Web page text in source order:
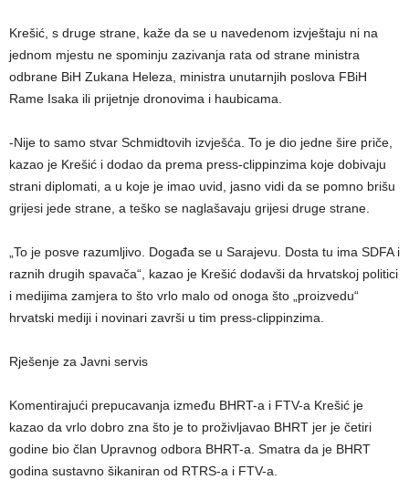
Krešić, s druge strane, kaže da se u navedenom izvještaju ni na
jednom mjestu ne spominju zazivanja rata od strane ministra
odbrane BiH Zukana Heleza, ministra unutarnjih poslova FBiH
Rame Isaka ili prijetnje dronovima i haubicama.
-Nije to samo stvar Schmidtovih izvješća. To je dio jedne šire priče,
kazao je Krešić i dodao da prema press-clippinzima koje dobivaju
strani diplomati, a u koje je imao uvid, jasno vidi da se pomno brišu
grijesi jede strane, a teško se naglašavaju grijesi druge strane.
„To je posve razumljivo. Događa se u Sarajevu. Dosta tu ima SDFA i
raznih drugih spavača“, kazao je Krešić dodavši da hrvatskoj politici
i medijima zamjera to što vrlo malo od onoga što „proizvedu“
hrvatski mediji i novinari završi u tim press-clippinzima.
Rješenje za Javni servis
Komentirajući prepucavanja između BHRT-a i FTV-a Krešić je
kazao da vrlo dobro zna što je to proživljavao BHRT jer je četiri
godine bio član Upravnog odbora BHRT-a. Smatra da je BHRT
godina sustavno šikaniran od RTRS-a i FTV-a.